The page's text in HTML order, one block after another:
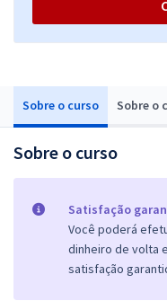
Sobre o curso Sobre o
Sobre o curso
Satisfação
Você poderá
dinheiro de volta
satisfação